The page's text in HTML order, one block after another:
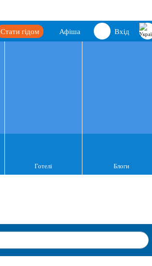
Вхід
Афіша
Стати гідом
Готелі Блоги